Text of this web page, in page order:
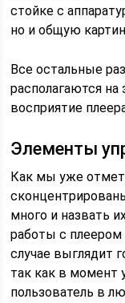
стойке с
но и общую
Все остальные
располагаются на
восприятие
Элементы
Как мы уже
много и назвать
работы с плеером
случае выглядит
так как в момент
пользователь в